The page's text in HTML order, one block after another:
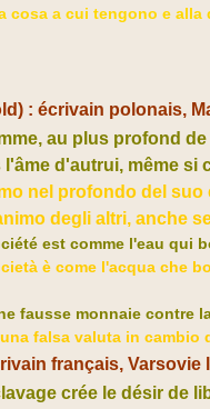
cosa a cui tengono e alla
: écrivain polonais,
au plus profond
l'âme d'autrui, même si
nel profondo del suo
degli altri, anche
est comme l'eau qui
è come l'acqua che
fausse monnaie
falsa valuta in
français, Varsovie
crée le désir de